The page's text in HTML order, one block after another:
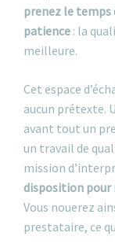
prenez le temps
patience : la
meilleure.
Cet espace
aucun prétexte.
avant tout un
un travail de
mission
disposition pour
Vous nouerez
prestataire, ce